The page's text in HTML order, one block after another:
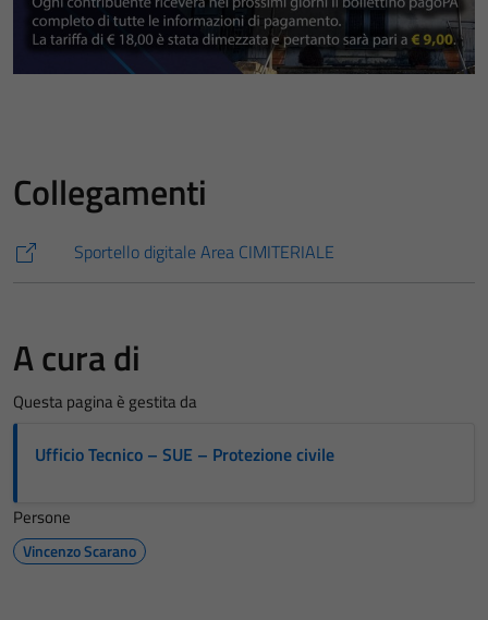
Collegamenti
Sportello digitale Area CIMITERIALE
A cura di
Questa pagina è gestita da
Ufficio Tecnico – SUE – Protezione civile
Persone
Vincenzo Scarano